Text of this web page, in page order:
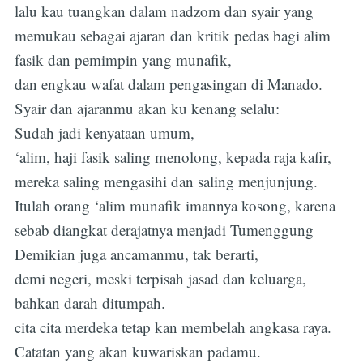
lalu kau tuangkan dalam nadzom dan syair yang
memukau sebagai ajaran dan kritik pedas bagi alim
fasik dan pemimpin yang munafik,
dan engkau wafat dalam pengasingan di Manado.
Syair dan ajaranmu akan ku kenang selalu:
Sudah jadi kenyataan umum,
‘alim, haji fasik saling menolong, kepada raja kafir,
mereka saling mengasihi dan saling menjunjung.
Itulah orang ‘alim munafik imannya kosong, karena
sebab diangkat derajatnya menjadi Tumenggung
Demikian juga ancamanmu, tak berarti,
demi negeri, meski terpisah jasad dan keluarga,
bahkan darah ditumpah.
cita cita merdeka tetap kan membelah angkasa raya.
Catatan yang akan kuwariskan padamu.